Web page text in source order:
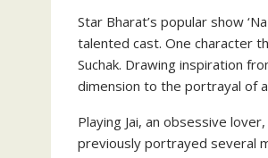
Star Bharat’s popular show
talented cast. One character
Suchak. Drawing inspiration
dimension to the portrayal of
Playing Jai, an obsessive
previously portrayed several